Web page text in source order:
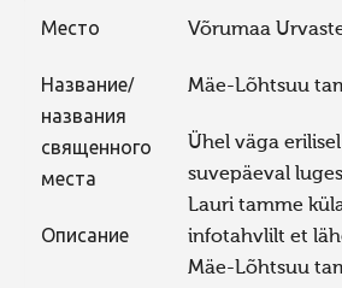
Место Võrumaa
Название/
названия
священного
места
Mäe-Lõhtsuu
Описание
Ühel väga
suvepäeval
Lauri tamme
infotahvlilt et
Mäe-Lõhtsuu